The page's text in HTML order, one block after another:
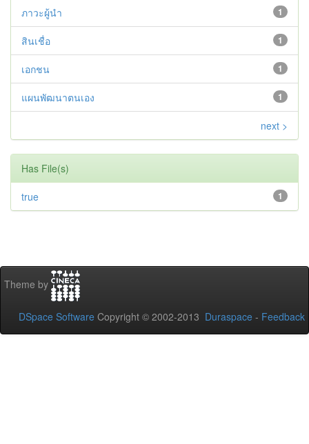
1
ภาวะผู้นำ
1
สินเชื่อ
1
เอกชน
1
แผนพัฒนาตนเอง
next >
Has File(s)
1
true
Theme by
DSpace Software Copyright © 2002-2013 Duraspace - Feedback